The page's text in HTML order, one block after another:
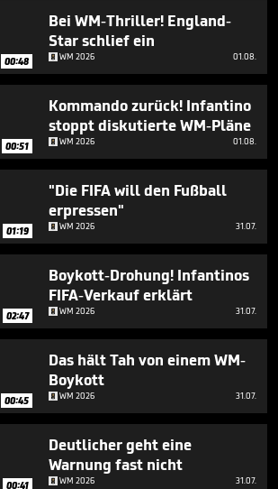
00:48
Bei WM-Thriller! England-
Star schlief ein
WM 2026 01.08.
00:51
Kommando zurück! Infantino
stoppt diskutierte WM-Pläne
WM 2026 01.08.
01:19
"Die FIFA will den Fußball
erpressen"
WM 2026 31.07.
02:47
Boykott-Drohung! Infantinos
FIFA-Verkauf erklärt
WM 2026 31.07.
00:45
Das hält Tah von einem WM-
Boykott
WM 2026 31.07.
00:41
Deutlicher geht eine
Warnung fast nicht
WM 2026 31.07.